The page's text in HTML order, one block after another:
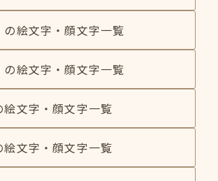
の絵文字・顔文字一覧
の絵文字・顔文字一覧
絵文字・顔文字一覧
絵文字・顔文字一覧